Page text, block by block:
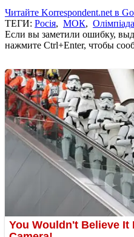
Читайте Korrespondent.net в
ТЕГИ: Росія, МОК, Олімпіада
Если вы заметили ошибку,
нажмите Ctrl+Enter, чтобы